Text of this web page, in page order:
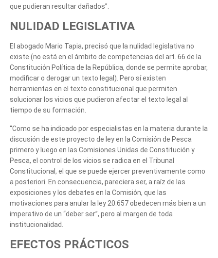
que pudieran resultar dañados”.
NULIDAD LEGISLATIVA
El abogado Mario Tapia, precisó que la nulidad legislativa no
existe (no está en el ámbito de competencias del art. 66 de la
Constitución Política de la República, donde se permite aprobar,
modificar o derogar un texto legal). Pero sí existen
herramientas en el texto constitucional que permiten
solucionar los vicios que pudieron afectar el texto legal al
tiempo de su formación.
“Como se ha indicado por especialistas en la materia durante la
discusión de este proyecto de ley en la Comisión de Pesca
primero y luego en las Comisiones Unidas de Constitución y
Pesca, el control de los vicios se radica en el Tribunal
Constitucional, el que se puede ejercer preventivamente como
a posteriori. En consecuencia, pareciera ser, a raíz de las
exposiciones y los debates en la Comisión, que las
motivaciones para anular la ley 20.657 obedecen más bien a un
imperativo de un “deber ser”, pero al margen de toda
institucionalidad.
EFECTOS PRÁCTICOS